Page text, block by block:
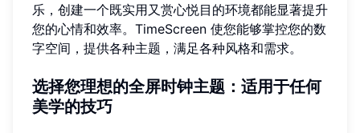
乐，创建一个既实用又赏心悦目的环境都能显著提升
您的心情和效率。TimeScreen 使您能够掌控您的数
字空间，提供各种主题，满足各种风格和需求。
选择您理想的全屏时钟主题：适用于任何
美学的技巧